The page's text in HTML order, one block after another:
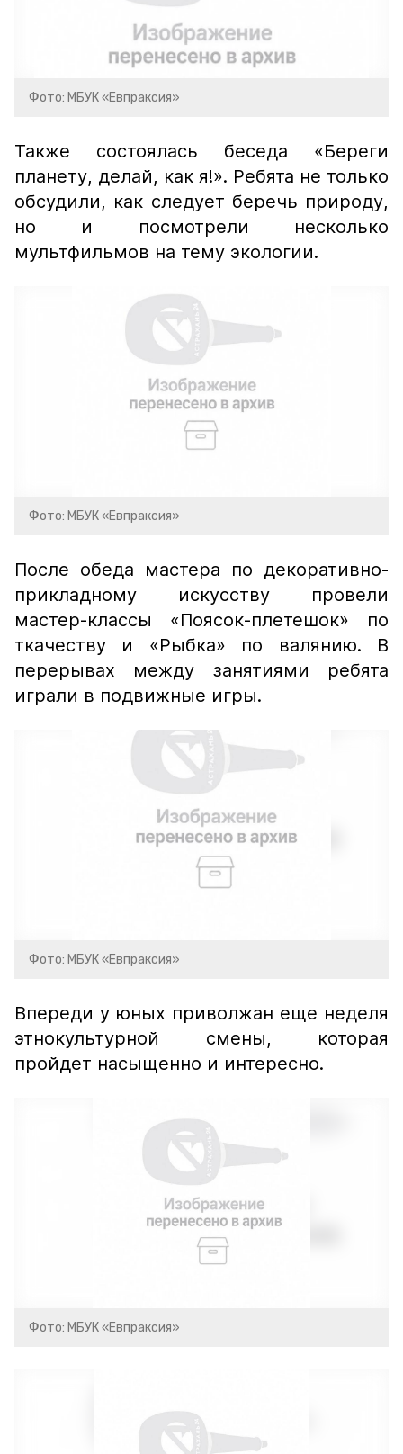
Фото: МБУК «Евпраксия»
Также состоялась беседа «Береги
планету, делай, как я!». Ребята не только
обсудили, как следует беречь природу,
но и посмотрели несколько
мультфильмов на тему экологии.
Фото: МБУК «Евпраксия»
После обеда мастера по декоративно-
прикладному искусству провели
мастер-классы «Поясок-плетешок» по
ткачеству и «Рыбка» по валянию. В
перерывах между занятиями ребята
играли в подвижные игры.
Фото: МБУК «Евпраксия»
Впереди у юных приволжан еще неделя
этнокультурной смены, которая
пройдет насыщенно и интересно.
Фото: МБУК «Евпраксия»